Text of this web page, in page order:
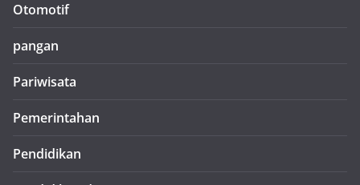
Otomotif
pangan
Pariwisata
Pemerintahan
Pendidikan